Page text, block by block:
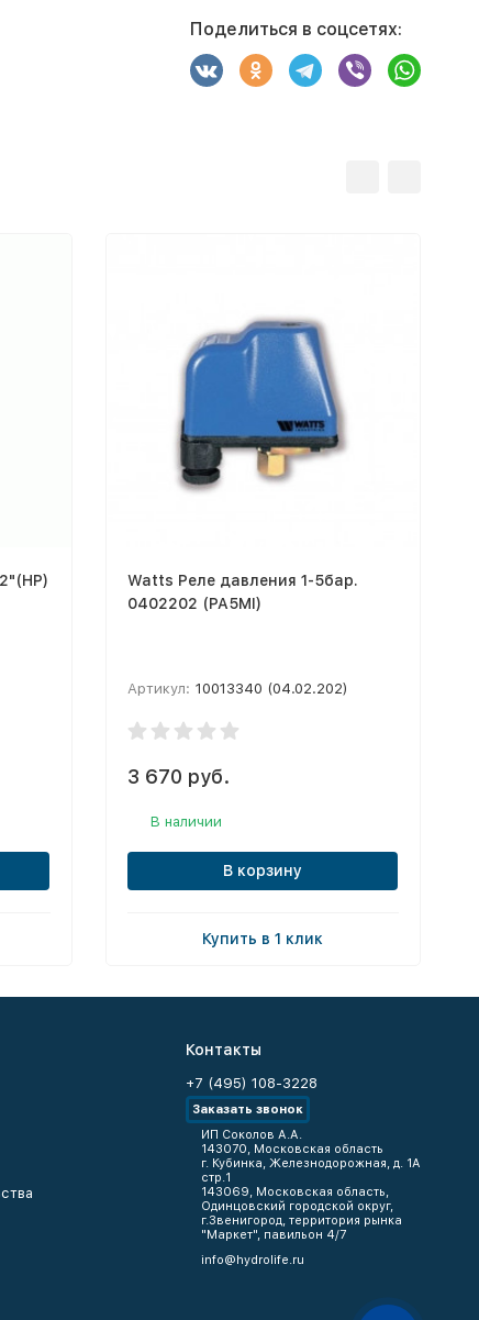
Поделиться в соцсетях:
Watts Реле давления 1-5бар.
0402202 (PA5MI)
Артикул: 10013340 (04.02.202)
3 670 руб.
В наличии
В корзину
Купить в 1 клик
Контакты
+7 (495) 108-3228
Заказать звонок
ИП Соколов А.А.
143070, Московская область
г. Кубинка, Железнодорожная, д. 1А
стр.1
143069, Московская область,
Одинцовский городской округ,
г.Звенигород, территория рынка
"Маркет", павильон 4/7
info@hydrolife.ru